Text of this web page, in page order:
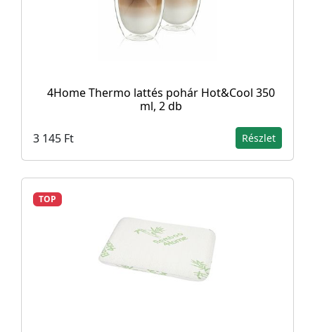
4Home Thermo lattés pohár Hot&Cool 350
ml, 2 db
3 145 Ft Részlet
TOP